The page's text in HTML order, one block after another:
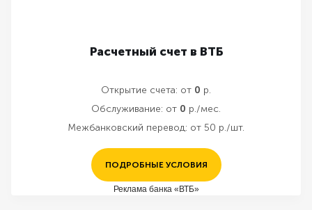
Расчетный счет в ВТБ
Открытие счета: от 0 р.
Обслуживание: от 0 р./мес.
Межбанковский перевод: от 50 р./шт.
ПОДРОБНЫЕ УСЛОВИЯ
Реклама банка «ВТБ»